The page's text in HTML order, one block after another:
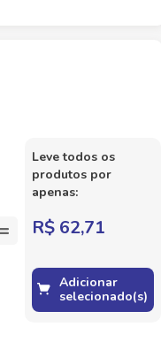
Leve todos os
produtos por
apenas:
R$ 62,71
Adicionar
selecionado(s)